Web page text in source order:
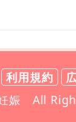
利用規約
娠 All